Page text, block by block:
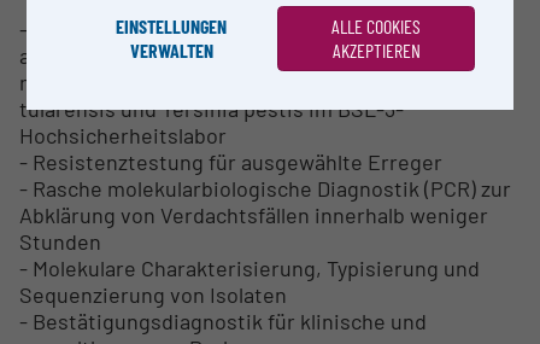
- Kultivierung und Identifizierung von Bacillus
anthracis, Brucella spp., Burkholderia
mallei/pseudomallei, Coxiella burnetii, Francisella
tularensis und Yersinia pestis im BSL-3-
Hochsicherheitslabor
- Resistenztestung für ausgewählte Erreger
- Rasche molekularbiologische Diagnostik (PCR) zur
Abklärung von Verdachtsfällen innerhalb weniger
Stunden
- Molekulare Charakterisierung, Typisierung und
Sequenzierung von Isolaten
- Bestätigungsdiagnostik für klinische und
EINSTELLUNGEN
VERWALTEN
ALLE COOKIES
AKZEPTIEREN